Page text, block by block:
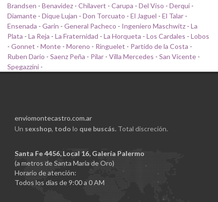
Brandsen - Benavidez - Chilavert - Carupa - Del Viso - Derqui -
Diamante - Dique Lujan - Don Torcuato - El Jaguel - El Talar -
Ensenada - Garin - General Pacheco - Ingeniero Maschwitz - La
Plata - La Reja - La Fraternidad - La Horqueta - Los Cardales - Lobos
- Gonnet - Monte - Moreno - Ringuelet - Partido de la Costa -
Ruben Dario - Saenz Peña - Pilar - Villa Mercedes - San Vicente -
Spegazzini -
enviomontecastro.com.ar
Un sexshop, todo lo que buscás. Total discreción.
Santa Fe 4456, Local 16, Galería Palermo
(a metros de Santa Maria de Oro)
Horario de atención:
Todos los días de 9:00 a 0 AM